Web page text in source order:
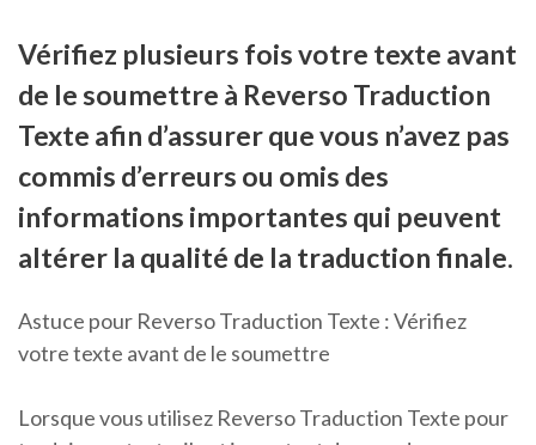
Vérifiez plusieurs fois votre texte avant
de le soumettre à Reverso Traduction
Texte afin d’assurer que vous n’avez pas
commis d’erreurs ou omis des
informations importantes qui peuvent
altérer la qualité de la traduction finale.
Astuce pour Reverso Traduction Texte : Vérifiez
votre texte avant de le soumettre
Lorsque vous utilisez Reverso Traduction Texte pour